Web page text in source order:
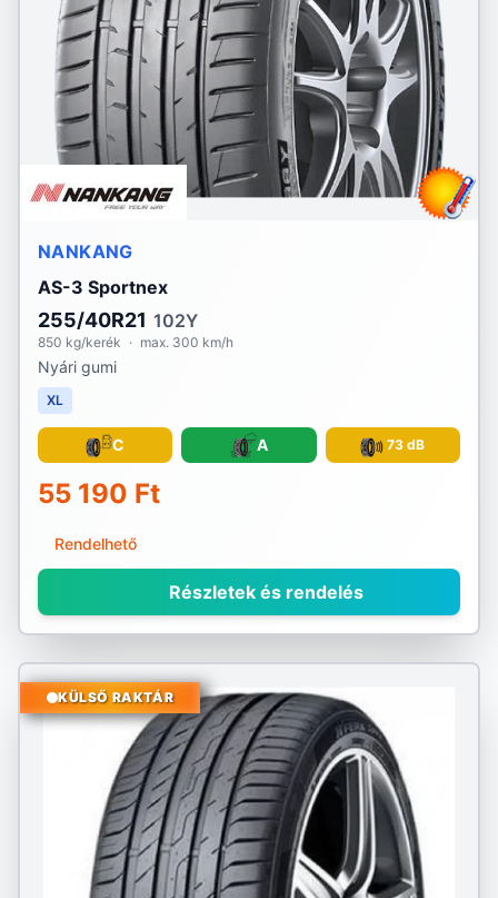
NANKANG
AS-3 Sportnex
255/40R21 102Y
850 kg/kerék · max. 300 km/h
Nyári gumi
XL
C A 73 dB
55 190 Ft
Rendelhető
Részletek és rendelés
KÜLSŐ RAKTÁR